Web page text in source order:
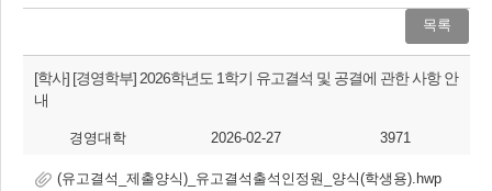
목록
[학사] [경영학부] 2026학년도 1학기 유고결석 및 공결에 관한 사항 안
내
경영대학 2026-02-27 3971
(유고결석_제출양식)_유고결석출석인정원_양식(학생용).hwp